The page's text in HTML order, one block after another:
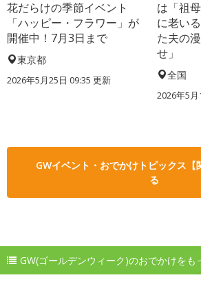
花だらけの季節イベント
「ハッピー・フラワー」が
開催中！7月3日まで
東京都
2026年5月25日 09:35 更新
は「祖
に老い
た夫の
せ」
全国
2026年5
GWイベント・おでかけトピックス【
る
GW(ゴールデンウィーク)のおでかけをも